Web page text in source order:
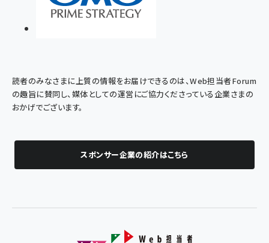
読者のみなさまに上質の情報をお届けできるのは、Web担当者Forum
の趣旨に賛同し、媒体としての運営にご協力くださっている企業さまの
おかげでございます。
スポンサー企業の紹介はこちら